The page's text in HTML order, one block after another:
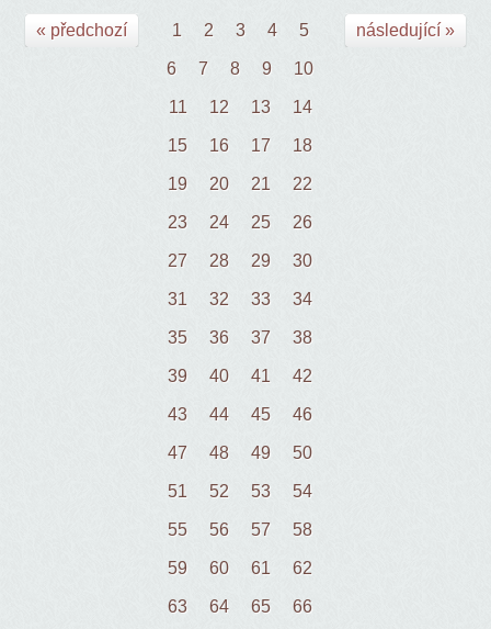
« předchozí 1 2 3 4 5
6 7 8 9 10
11 12 13 14
15 16 17 18
19 20 21 22
23 24 25 26
27 28 29 30
31 32 33 34
35 36 37 38
39 40 41 42
43 44 45 46
47 48 49 50
51 52 53 54
55 56 57 58
59 60 61 62
63 64 65 66
následující »